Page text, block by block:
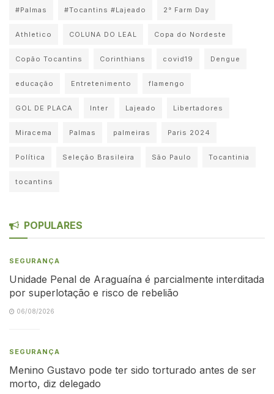
#Palmas #Tocantins #Lajeado 2° Farm Day
Athletico COLUNA DO LEAL Copa do Nordeste
Copão Tocantins Corinthians covid19 Dengue
educação Entretenimento flamengo
GOL DE PLACA Inter Lajeado Libertadores
Miracema Palmas palmeiras Paris 2024
Política Seleção Brasileira São Paulo Tocantinia
tocantins
POPULARES
SEGURANÇA
Unidade Penal de Araguaína é parcialmente interditada
por superlotação e risco de rebelião
06/08/2026
SEGURANÇA
Menino Gustavo pode ter sido torturado antes de ser
morto, diz delegado